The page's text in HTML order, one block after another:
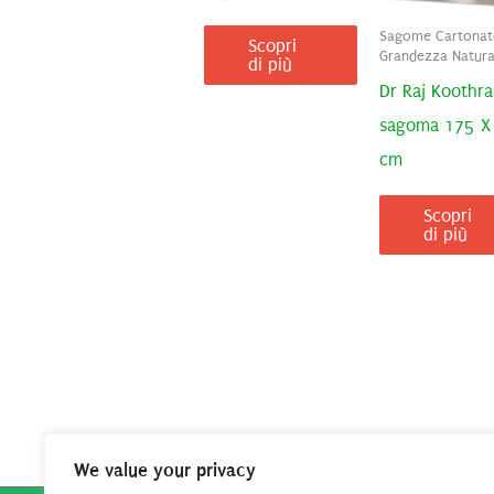
We value your privacy
Scopri
di più
Sagome
Grandezza
Dr Raj
sagoma 175
cm
Scopri
di più